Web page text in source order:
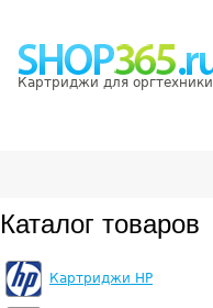
Картриджи для оргтехники
Каталог товаров
Картриджи HP